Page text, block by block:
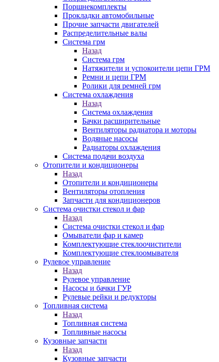
Поршнекомплекты
Прокладки автомобильные
Прочие запчасти двигателей
Распределительные валы
Система грм
Назад
Система грм
Натяжители и успокоители цепи ГРМ
Ремни и цепи ГРМ
Ролики для ремней грм
Система охлаждения
Назад
Система охлаждения
Бачки расширительные
Вентиляторы радиатора и моторы
Водяные насосы
Радиаторы охлаждения
Система подачи воздуха
Отопители и кондиционеры
Назад
Отопители и кондиционеры
Вентиляторы отопления
Запчасти для кондиционеров
Система очистки стекол и фар
Назад
Система очистки стекол и фар
Омыватели фар и камер
Комплектующие стеклоочистители
Комплектующие стеклоомывателя
Рулевое управление
Назад
Рулевое управление
Насосы и бачки ГУР
Рулевые рейки и редукторы
Топливная система
Назад
Топливная система
Топливные насосы
Кузовные запчасти
Назад
Кузовные запчасти